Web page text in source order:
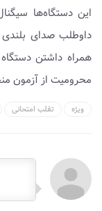
این دستگاه‌ها
داوطلب صدای
محرومیت از آزمون
ویژه تقلب امتحانی